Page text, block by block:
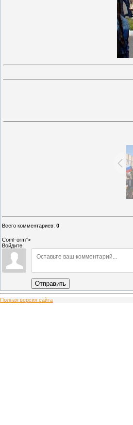
Всего комментариев: 0
ComForm">
Войдите:
Отправить
Полная версия сайта